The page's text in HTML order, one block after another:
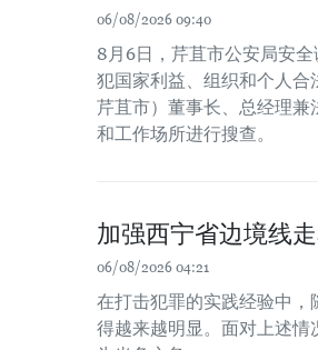
06/08/2026 09:40
8月6日，芹苴市公安局安
犯国家利益、组织和个人
芹苴市）董事长、总经理
和工作场所进行搜查。
加强西宁省边境线
06/08/2026 04:21
在打击犯罪的实践经验中
得越来越明显。面对上述